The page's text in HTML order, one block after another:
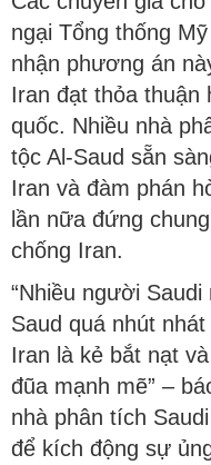
ngại Tổng thống
nhận phương án
Iran đạt thỏa thuận
quốc. Nhiều nhà
tộc Al-Saud sẵn
Iran và đàm phán
lần nữa đứng
chống Iran.
“Nhiều người
Saud quá nhút
Iran là kẻ bắt nạt
đũa mạnh mẽ” –
nhà phân tích
để kích động sự